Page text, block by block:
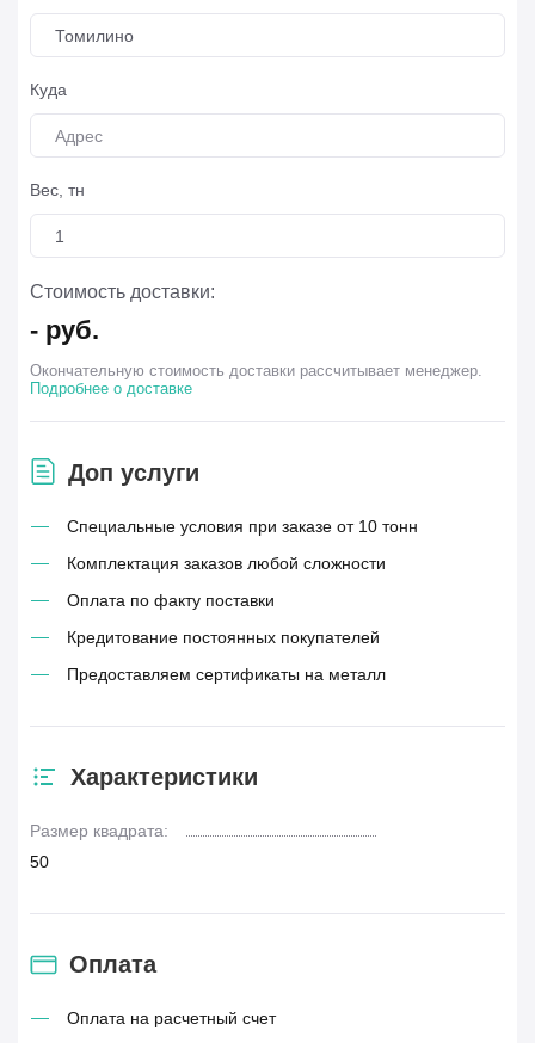
Томилино
Куда
Вес, тн
Стоимость доставки:
- руб.
Окончательную стоимость доставки рассчитывает менеджер.
Подробнее о доставке
Доп услуги
Специальные условия при заказе от 10 тонн
Комплектация заказов любой сложности
Оплата по факту поставки
Кредитование постоянных покупателей
Предоставляем сертификаты на металл
Характеристики
Размер квадрата:
50
Оплата
Оплата на расчетный счет